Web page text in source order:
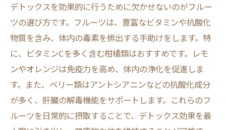
デトックスを効果的に行うために欠かせないのがフルー
ツの選び方です。フルーツは、豊富なビタミンや抗酸化
物質を含み、体内の毒素を排出する手助けをします。特
に、ビタミンCを多く含む柑橘類はおすすめです。レモ
ンやオレンジは免疫力を高め、体内の浄化を促進しま
す。また、ベリー類はアントシアニンなどの抗酸化成分
が多く、肝臓の解毒機能をサポートします。これらのフ
ルーツを日常的に摂取することで、デトックス効果を最